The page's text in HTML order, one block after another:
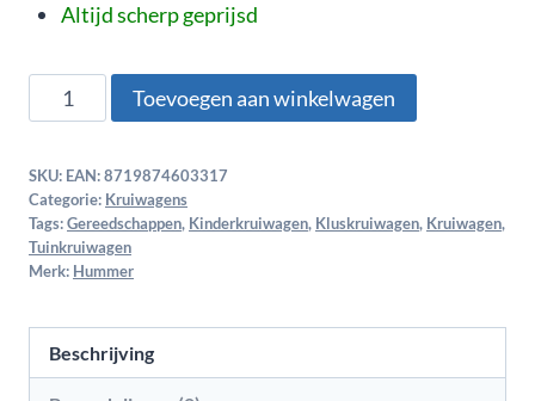
Altijd scherp geprijsd
Toevoegen aan winkelwagen
SKU: EAN: 8719874603317
Categorie: Kruiwagens
Tags: Gereedschappen, Kinderkruiwagen, Kluskruiwagen, Kruiwagen,
Tuinkruiwagen
Merk: Hummer
Beschrijving